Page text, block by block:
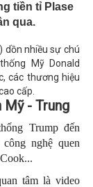
tiền tỉ Plase
qua.
dồn nhiều sự chú
Mỹ Donald
các thương hiệu
cấp.
- Trung
Trump đến
nghệ quen
tâm là video